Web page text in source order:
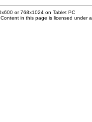
or 768x1024 on Tablet PC
in this page is licensed under a